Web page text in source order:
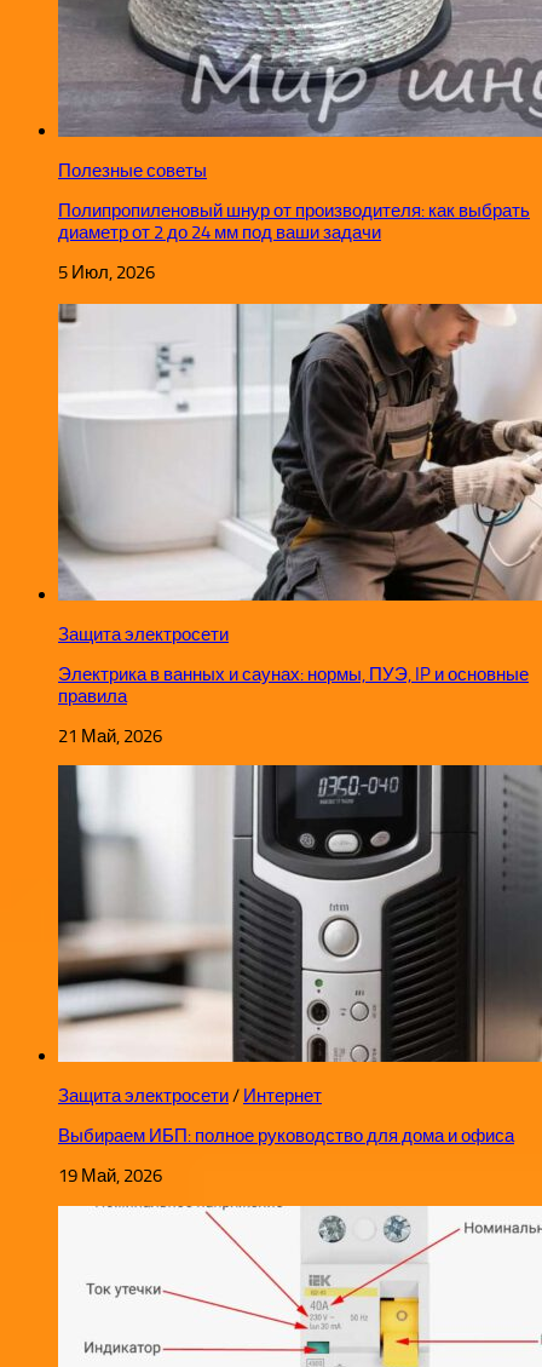
Полезные советы
Полипропиленовый шнур от производителя: как выбрать
диаметр от 2 до 24 мм под ваши задачи
5 Июл, 2026
Защита электросети
Электрика в ванных и саунах: нормы, ПУЭ, IP и основные
правила
21 Май, 2026
Защита электросети/ Интернет
Выбираем ИБП: полное руководство для дома и офиса
19 Май, 2026